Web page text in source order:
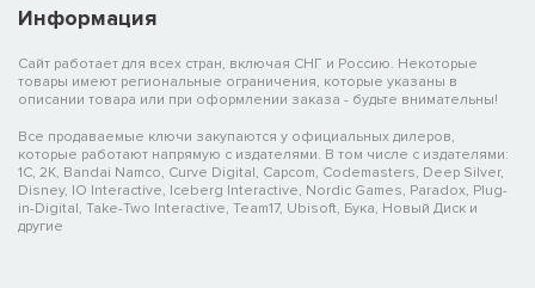
Информация
Сайт работает для всех стран, включая СНГ и Россию. Некоторые
товары имеют региональные ограничения, которые указаны в
описании товара или при оформлении заказа - будьте внимательны!
Все продаваемые ключи закупаются у официальных дилеров,
которые работают напрямую с издателями. В том числе с издателями:
1C, 2K, Bandai Namco, Curve Digital, Capcom, Codemasters, Deep Silver,
Disney, IO Interactive, Iceberg Interactive, Nordic Games, Paradox, Plug-
in-Digital, Take-Two Interactive, Team17, Ubisoft, Бука, Новый Диск и
другие